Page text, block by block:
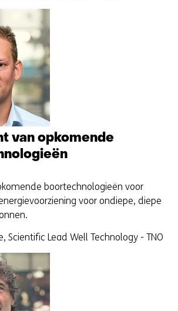
van opkomende
boortechnologieën voor
voor ondiepe, diepe
Scientific Lead Well Technology - TNO